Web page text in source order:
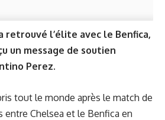
retrouvé l’élite avec le Benfica,
un message de soutien
Perez.
tout le monde après le match de
entre Chelsea et le Benfica en